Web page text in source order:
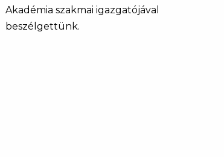
Akadémia szakmai igazgatójával
beszélgettünk.